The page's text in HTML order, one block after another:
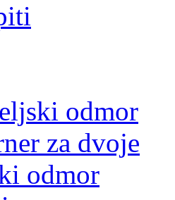
odmor
za dvoje
odmor